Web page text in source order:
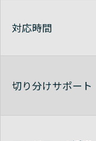
対応時間
切り分けサポート